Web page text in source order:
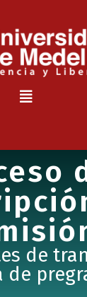
de
de